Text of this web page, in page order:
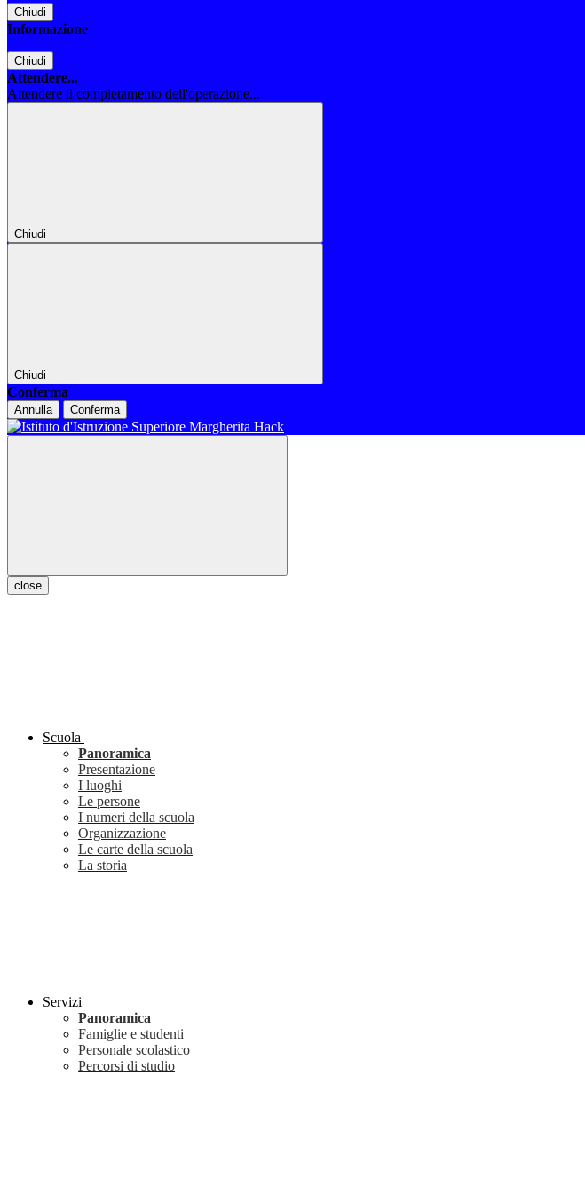
Chiudi
Informazione
Chiudi
Attendere...
Attendere il completamento dell'operazione...
Chiudi
Chiudi
Conferma
Annulla Conferma
close
Scuola
Panoramica
Presentazione
I luoghi
Le persone
I numeri della scuola
Organizzazione
Le carte della scuola
La storia
Servizi
Panoramica
Famiglie e studenti
Personale scolastico
Percorsi di studio